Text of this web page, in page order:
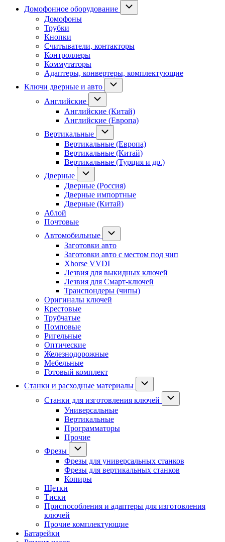
Домофонное оборудование
Домофоны
Трубки
Кнопки
Считыватели, контакторы
Контроллеры
Коммутаторы
Адаптеры, конвертеры, комплектующие
Ключи дверные и авто
Английские
Английские (Китай)
Английские (Европа)
Вертикальные
Вертикальные (Европа)
Вертикальные (Китай)
Вертикальные (Турция и др.)
Дверные
Дверные (Россия)
Дверные импортные
Дверные (Китай)
Аблой
Почтовые
Автомобильные
Заготовки авто
Заготовки авто с местом под чип
Xhorse VVDI
Лезвия для выкидных ключей
Лезвия для Смарт-ключей
Транспондеры (чипы)
Оригиналы ключей
Крестовые
Трубчатые
Помповые
Ригельные
Оптические
Железнодорожные
Мебельные
Готовый комплект
Станки и расходные материалы
Станки для изготовления ключей
Универсальные
Вертикальные
Программаторы
Прочие
Фрезы
Фрезы для универсальных станков
Фрезы для вертикальных станков
Копиры
Щетки
Тиски
Приспособления и адаптеры для изготовления
ключей
Прочие комплектующие
Батарейки